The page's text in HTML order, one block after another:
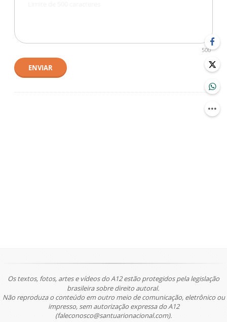
500
ENVIAR
Os textos, fotos, artes e vídeos do A12 estão protegidos pela legislação
brasileira sobre direito autoral.
Não reproduza o conteúdo em outro meio de comunicação, eletrônico ou
impresso, sem autorização expressa do A12
(faleconosco@santuarionacional.com).